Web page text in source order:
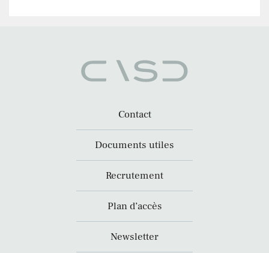
Contact
Documents utiles
Recrutement
Plan d’accès
Newsletter